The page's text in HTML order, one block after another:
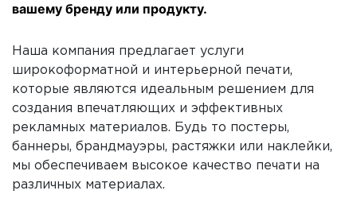
вашему бренду или продукту.
Наша компания предлагает услуги
широкоформатной и интерьерной печати,
которые являются идеальным решением для
создания впечатляющих и эффективных
рекламных материалов. Будь то постеры,
баннеры, брандмауэры, растяжки или наклейки,
мы обеспечиваем высокое качество печати на
различных материалах.